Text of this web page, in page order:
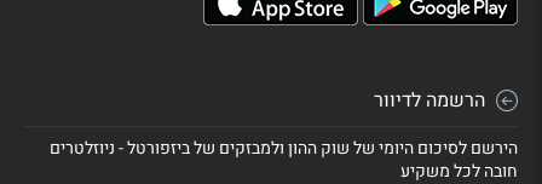
הרשמה לדיוור
הירשם לסיכום היומי של שוק ההון ולמבזקים של ביזפורטל - ניוזלטרים
חובה לכל משקיע